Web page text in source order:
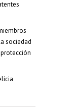
sociedad